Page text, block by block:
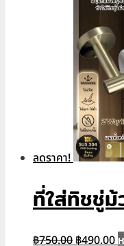
ลดราคา!
ที่ใส่ทิชชู่
฿750.00 Original
฿490.00